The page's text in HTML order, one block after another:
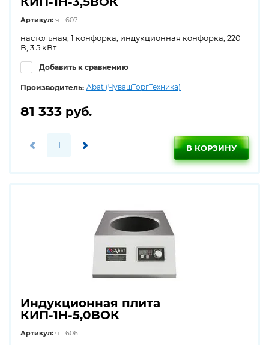
Артикул: чтт607
настольная, 1 конфорка, индукционная конфорка, 220
В, 3.5 кВт
Добавить к сравнению
Производитель: Abat (ЧувашТоргТехника)
81 333 руб.
В КОРЗИНУ
Индукционная плита
КИП-1Н-5,0ВОК
Артикул: чтт606